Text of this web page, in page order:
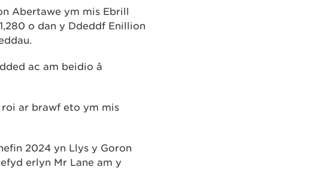
Abertawe ym mis Ebrill
o dan y Ddeddf Enillion
ac am beidio â
ar brawf eto ym mis
2024 yn Llys y Goron
erlyn Mr Lane am y